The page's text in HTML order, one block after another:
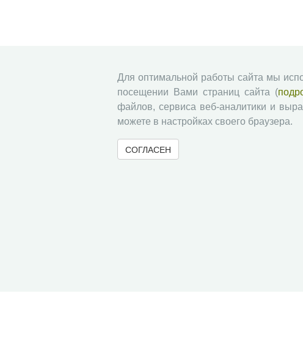
Для оптимальной работы сайта мы
посещении Вами страниц сайта (
файлов, сервиса веб-аналитики и
можете в настройках своего браузера.
СОГЛАСЕН